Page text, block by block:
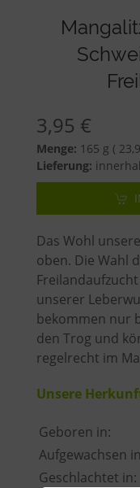
3,95 €
Menge: 165 g (
Lieferung:
Das Wohl
oben. Die Wahl
unserer
bekommen nur
den Trog und
regelrecht im
Unsere
Geboren in:
Aufgewachsen
Geschlachtet in: